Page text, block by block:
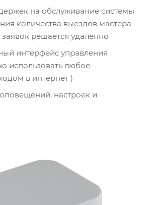
на обслуживание системы
количества выездов мастера
заявок решается удаленно
интерфейс управления
использовать любое
в интернет )
настроек и